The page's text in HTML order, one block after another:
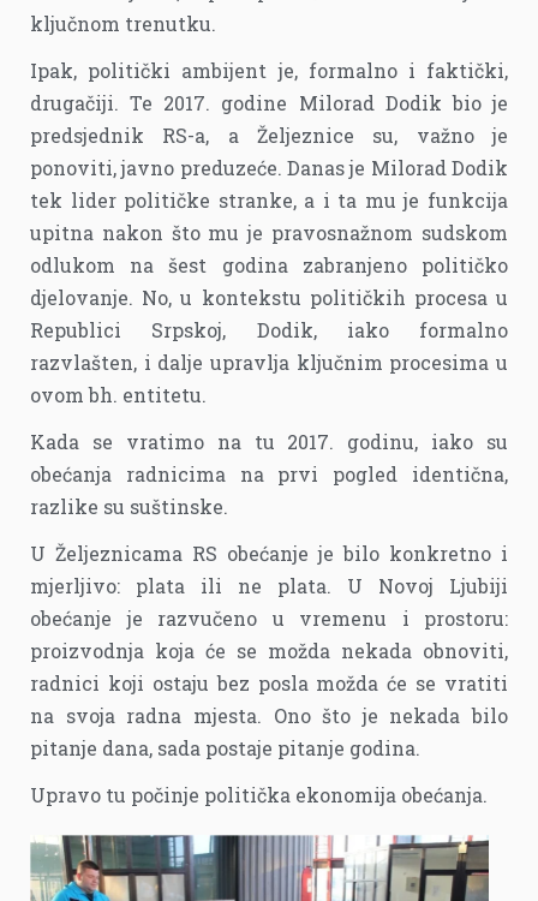
ključnom trenutku.
Ipak, politički ambijent je, formalno i faktički,
drugačiji. Te 2017. godine Milorad Dodik bio je
predsjednik RS-a, a Željeznice su, važno je
ponoviti, javno preduzeće. Danas je Milorad Dodik
tek lider političke stranke, a i ta mu je funkcija
upitna nakon što mu je pravosnažnom sudskom
odlukom na šest godina zabranjeno političko
djelovanje. No, u kontekstu političkih procesa u
Republici Srpskoj, Dodik, iako formalno
razvlašten, i dalje upravlja ključnim procesima u
ovom bh. entitetu.
Kada se vratimo na tu 2017. godinu, iako su
obećanja radnicima na prvi pogled identična,
razlike su suštinske.
U Željeznicama RS obećanje je bilo konkretno i
mjerljivo: plata ili ne plata. U Novoj Ljubiji
obećanje je razvučeno u vremenu i prostoru:
proizvodnja koja će se možda nekada obnoviti,
radnici koji ostaju bez posla možda će se vratiti
na svoja radna mjesta. Ono što je nekada bilo
pitanje dana, sada postaje pitanje godina.
Upravo tu počinje politička ekonomija obećanja.